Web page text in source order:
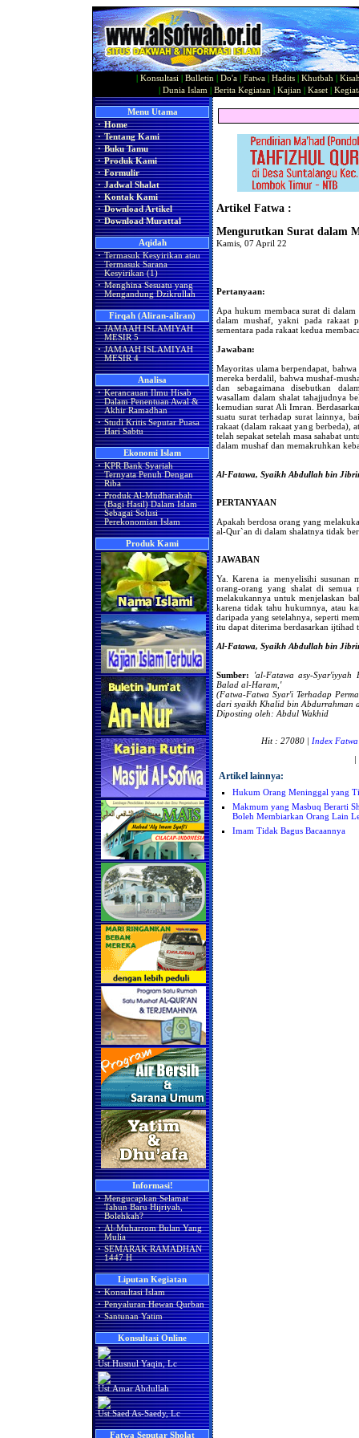
Konsultasi Bulletin Do'a Fatwa Hadits Khutbah
Dunia Islam Berita Kegiatan Kajian Kaset|
Menu Utama
· Home
· Tentang Kami
· Buku Tamu
· Produk Kami
· Formulir
· Jadwal Shalat
· Kontak Kami
· Download Artikel
· Download Murattal
Aqidah
· Termasuk Kesyirikan atau
Termasuk Sarana
Kesyirikan (1)
· Menghina Sesuatu yang
Mengandung Dzikrullah
Firqah (Aliran-aliran)
· JAMAAH ISLAMIYAH
MESIR 5
· JAMAAH ISLAMIYAH
MESIR 4
Analisa
· Kerancauan Ilmu Hisab
Dalam Penentuan Awal &
Akhir Ramadhan
· Studi Kritis Seputar Puasa
Hari Sabtu
Ekonomi Islam
· KPR Bank Syariah
Ternyata Penuh Dengan
Riba
· Produk Al-Mudharabah
(Bagi Hasil) Dalam Islam
Sebagai Solusi
Perekonomian Islam
Produk Kami
Informasi!
· Mengucapkan Selamat
Tahun Baru Hijriyah,
Bolehkah?
· Al-Muharrom Bulan Yang
Mulia
· SEMARAK RAMADHAN
1447 H
Liputan Kegiatan
· Konsultasi Islam
· Penyaluran Hewan Qurban
· Santunan Yatim
Konsultasi Online
Ust.Husnul Yaqin, Lc
Ust.Amar Abdullah
Ust.Saed As-Saedy, Lc
Fatwa Seputar Sholat
Artikel Fatwa :
Mengurutkan Surat dalam
Kamis, 07 April 22
Pertanyaan:
Apa hukum membaca surat di
dalam mushaf, yakni pada rakaat
sementara pada rakaat kedua
Jawaban:
Mayoritas ulama berpendapat,
mereka berdalil, bahwa mushaf-
dan sebagaimana disebutkan
wasallam dalam shalat tahajjudnya
kemudian surat Ali Imran.
suatu surat terhadap surat lainnya,
rakaat (dalam rakaat yang berbeda),
telah sepakat setelah masa sahabat
dalam mushaf dan memakruhkan
Al-Fatawa, Syaikh Abdullah bin
PERTANYAAN
Apakah berdosa orang yang
al-Qur`an di dalam shalatnya tidak
JAWABAN
Ya. Karena ia menyelisihi susunan
orang-orang yang shalat di
melakukannya untuk menjelaskan
karena tidak tahu hukumnya, atau
daripada yang setelahnya, seperti
itu dapat diterima berdasarkan ijtihad
Al-Fatawa, Syaikh Abdullah bin
Sumber:
'al-Fatawa asy-
Balad al-Haram,'
(Fatwa-Fatwa Syar'i Terhadap
dari syaikh Khalid bin Abdurrahman
Diposting oleh: Abdul Wakhid
Hit : 27080 | Index Fatwa
|
Artikel lainnya:
Hukum Orang Meninggal yang
Makmum yang Masbuq Berarti
Boleh Membiarkan Orang Lain
Imam Tidak Bagus Bacaannya